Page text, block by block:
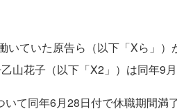
ていた原告ら（以下「Xら」
山花子（以下「X2」）は同年9
て同年6月28日付で休職期間満